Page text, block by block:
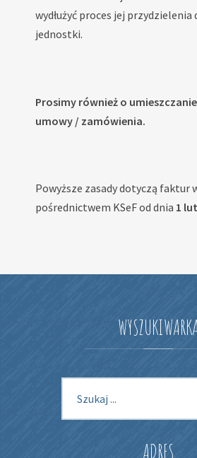
wydłużyć proces jej
jednostki.
Prosimy również o
umowy / zamówienia.
Powyższe zasady dotyczą faktur
pośrednictwem KSeF od dnia 1
WYSZUKIWARKA
dla:
ADRES